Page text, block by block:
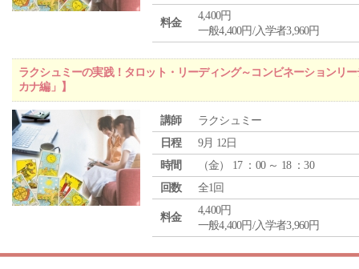
料金
4,400円
一般4,400円/入学者3,960円
ラクシュミーの実践！タロット・リーディング～コンビネーションリ
カナ編」】
講師
ラクシュミー
日程
9月 12日
時間
（金） 17 ：00 ～ 18 ：30
回数
全1回
料金
4,400円
一般4,400円/入学者3,960円